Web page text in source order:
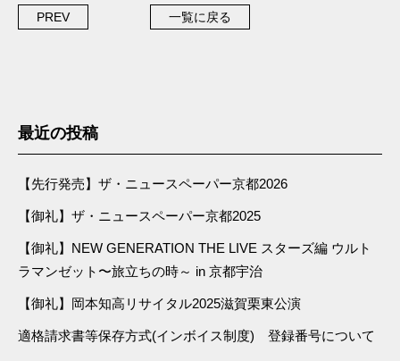
PREV 一覧に戻る
最近の投稿
【先行発売】ザ・ニュースペーパー京都2026
【御礼】ザ・ニュースペーパー京都2025
【御礼】NEW GENERATION THE LIVE スターズ編 ウルト
ラマンゼット〜旅立ちの時～ in 京都宇治
【御礼】岡本知高リサイタル2025滋賀栗東公演
適格請求書等保存方式(インボイス制度) 登録番号について